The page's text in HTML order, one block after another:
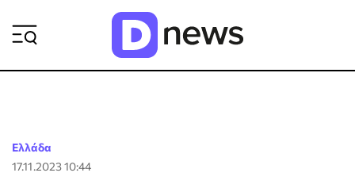
Ελλάδα
17.11.2023 10:44